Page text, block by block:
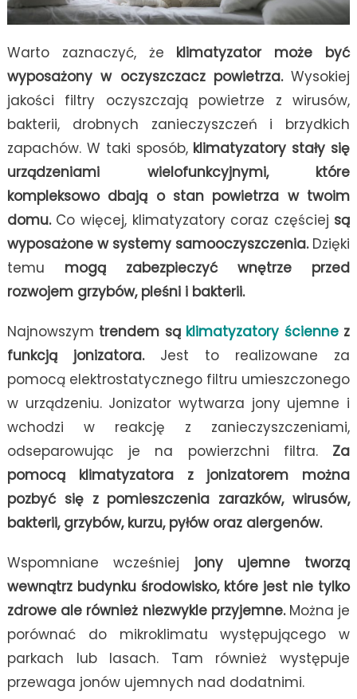
Warto zaznaczyć, że klimatyzator może być
wyposażony w oczyszczacz powietrza.Wysokiej
jakości filtry oczyszczają powietrze z wirusów,
bakterii, drobnych zanieczyszczeń i brzydkich
zapachów. W taki sposób, klimatyzatory stały się
urządzeniami wielofunkcyjnymi, które
kompleksowo dbają o stan powietrza w twoim
domu.Co więcej, klimatyzatory coraz częściej są
wyposażone w systemy samooczyszczenia.Dzięki
temu mogą zabezpieczyć wnętrze przed
rozwojem grzybów, pleśni i bakterii.
Najnowszym trendem są klimatyzatory ściennez
funkcją jonizatora.Jest to realizowane za
pomocą elektrostatycznego filtru umieszczonego
w urządzeniu. Jonizator wytwarza jony ujemne i
wchodzi w reakcję z zanieczyszczeniami,
odseparowując je na powierzchni filtra. Za
pomocą klimatyzatora z jonizatorem można
pozbyć się z pomieszczenia zarazków, wirusów,
bakterii, grzybów, kurzu, pyłów oraz alergenów.
Wspomniane wcześniej jony ujemne tworzą
wewnątrz budynku środowisko, które jest nie tylko
zdrowe ale również niezwykle przyjemne.Można je
porównać do mikroklimatu występującego w
parkach lub lasach. Tam również występuje
przewaga jonów ujemnych nad dodatnimi.